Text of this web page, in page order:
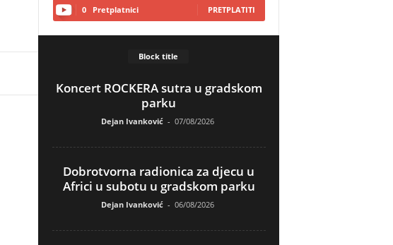
0 Pretplatnici PRETPLATITI
Block title
Koncert ROCKERA sutra u gradskom
parku
Dejan Ivanković - 07/08/2026
Dobrotvorna radionica za djecu u
Africi u subotu u gradskom parku
Dejan Ivanković - 06/08/2026